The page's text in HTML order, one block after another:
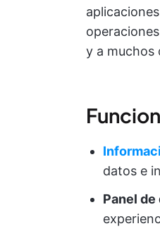
y a muchos
datos e
Panel